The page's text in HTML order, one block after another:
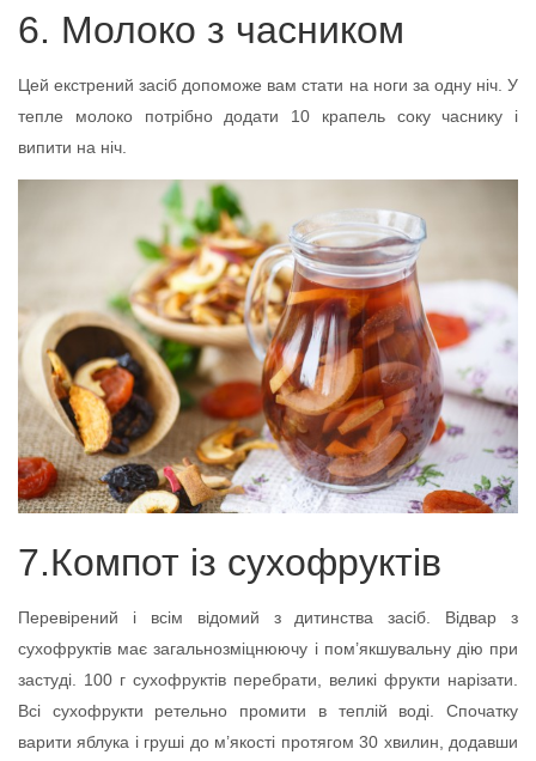
6. Молоко з часником
Цей екстрений засіб допоможе вам стати на ноги за одну ніч. У
тепле молоко потрібно додати 10 крапель соку часнику і
випити на ніч.
7.Компот із сухофруктів
Перевірений і всім відомий з дитинства засіб. Відвар з
сухофруктів має загальнозміцнюючу і пом’якшувальну дію при
застуді. 100 г сухофруктів перебрати, великі фрукти нарізати.
Всі сухофрукти ретельно промити в теплій воді. Спочатку
варити яблука і груші до м’якості протягом 30 хвилин, додавши